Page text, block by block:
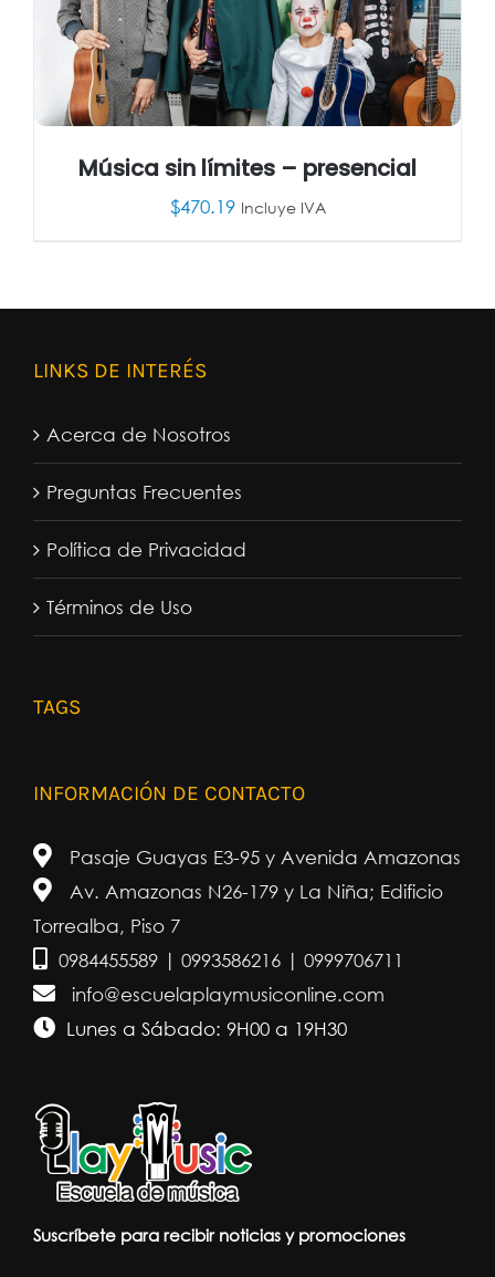
Música sin límites – presencial
$470.19 Incluye IVA
LINKS DE INTERÉS
Acerca de Nosotros
Preguntas Frecuentes
Política de Privacidad
Términos de Uso
TAGS
INFORMACIÓN DE CONTACTO
Pasaje Guayas E3-95 y Avenida Amazonas
Av. Amazonas N26-179 y La Niña; Edificio
Torrealba, Piso 7
0984455589 | 0993586216 | 0999706711
info@escuelaplaymusiconline.com
Lunes a Sábado: 9H00 a 19H30
Suscríbete para recibir noticias y promociones